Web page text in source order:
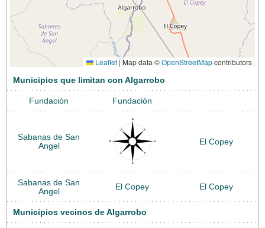
Leaflet | Map data ©OpenStreetMapcontributors
Municipios que limitan con Algarrobo
Fundación Fundación
Sabanas de San
Angel
El Copey
Sabanas de San
Angel
El Copey El Copey
Municipios vecinos de Algarrobo